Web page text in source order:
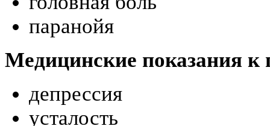
паранойя
Медицинские показания
депрессия
усталость